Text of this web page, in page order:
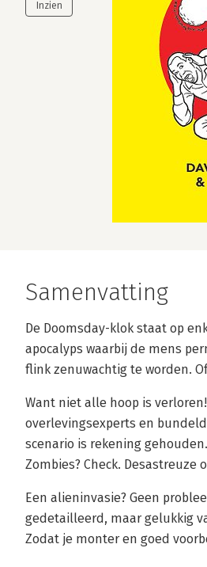
Samenvatting
De Doomsday-klok staat op
apocalyps waarbij de mens
flink zenuwachtig te worden.
Want niet alle hoop is
overlevingsexperts en
scenario is rekening
Zombies? Check. Desastreuze
Een alieninvasie? Geen
gedetailleerd, maar gelukkig
Zodat je monter en goed